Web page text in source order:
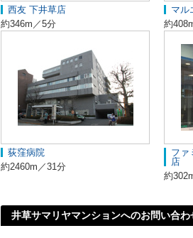
西友 下井草店
約346m／5分
マル
約
荻窪病院
約2460m／31分
ファ
店
約
井草サマリヤマンションへのお問い合わ